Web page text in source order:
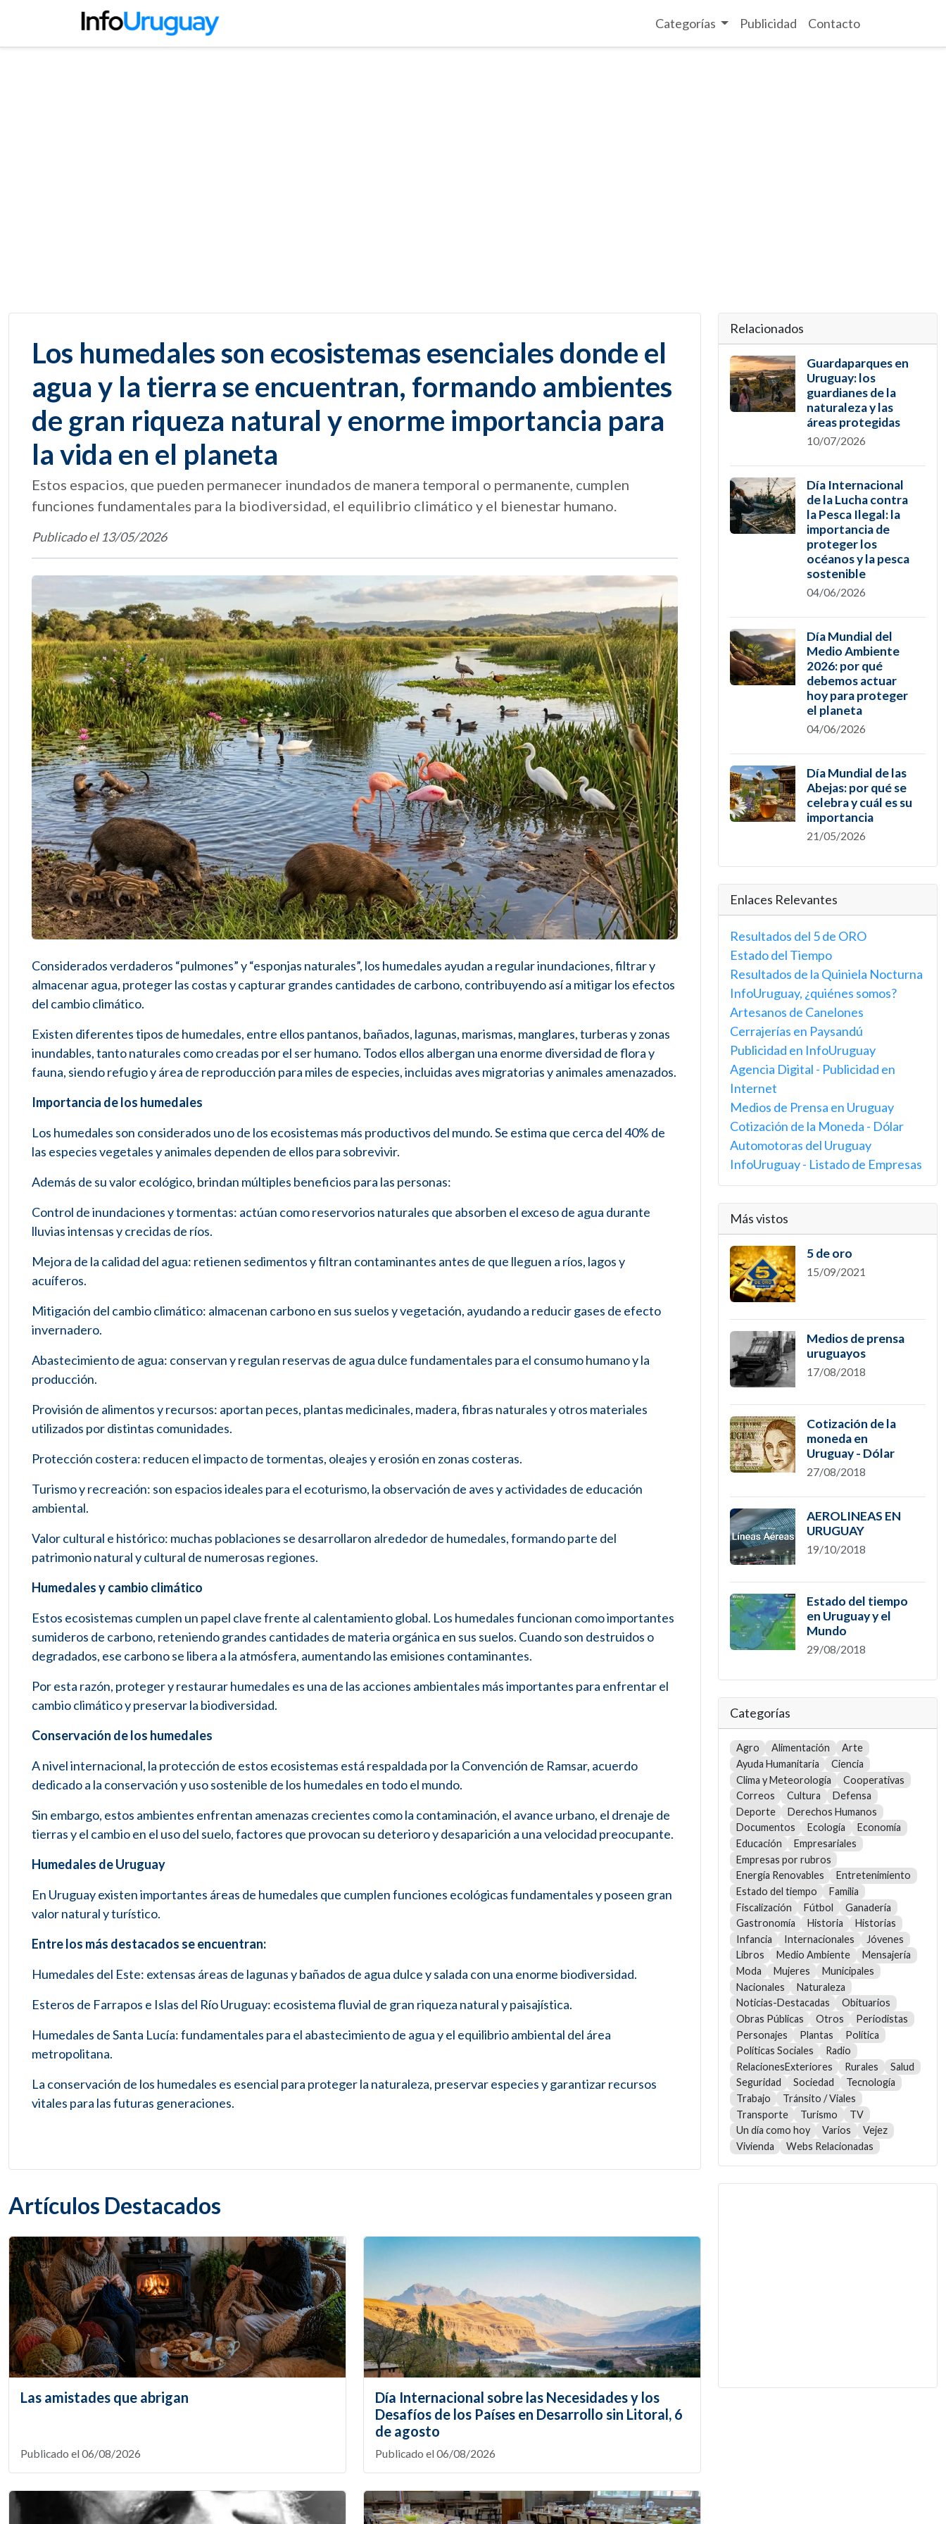
Categorías Publicidad Contacto
Los humedales son ecosistemas esenciales donde el
agua y la tierra se encuentran, formando ambientes
de gran riqueza natural y enorme importancia para
la vida en el planeta
Estos espacios, que pueden permanecer inundados de manera temporal o permanente, cumplen
funciones fundamentales para la biodiversidad, el equilibrio climático y el bienestar humano.
Publicado el 13/05/2026
Considerados verdaderos “pulmones” y “esponjas naturales”, los humedales ayudan a regular inundaciones, filtrar y
almacenar agua, proteger las costas y capturar grandes cantidades de carbono, contribuyendo así a mitigar los efectos
del cambio climático.
Existen diferentes tipos de humedales, entre ellos pantanos, bañados, lagunas, marismas, manglares, turberas y zonas
inundables, tanto naturales como creadas por el ser humano. Todos ellos albergan una enorme diversidad de flora y
fauna, siendo refugio y área de reproducción para miles de especies, incluidas aves migratorias y animales amenazados.
Importancia de los humedales
Los humedales son considerados uno de los ecosistemas más productivos del mundo. Se estima que cerca del 40% de
las especies vegetales y animales dependen de ellos para sobrevivir.
Además de su valor ecológico, brindan múltiples beneficios para las personas:
Control de inundaciones y tormentas: actúan como reservorios naturales que absorben el exceso de agua durante
lluvias intensas y crecidas de ríos.
Mejora de la calidad del agua: retienen sedimentos y filtran contaminantes antes de que lleguen a ríos, lagos y
acuíferos.
Mitigación del cambio climático: almacenan carbono en sus suelos y vegetación, ayudando a reducir gases de efecto
invernadero.
Abastecimiento de agua: conservan y regulan reservas de agua dulce fundamentales para el consumo humano y la
producción.
Provisión de alimentos y recursos: aportan peces, plantas medicinales, madera, fibras naturales y otros materiales
utilizados por distintas comunidades.
Protección costera: reducen el impacto de tormentas, oleajes y erosión en zonas costeras.
Turismo y recreación: son espacios ideales para el ecoturismo, la observación de aves y actividades de educación
ambiental.
Valor cultural e histórico: muchas poblaciones se desarrollaron alrededor de humedales, formando parte del
patrimonio natural y cultural de numerosas regiones.
Humedales y cambio climático
Estos ecosistemas cumplen un papel clave frente al calentamiento global. Los humedales funcionan como importantes
sumideros de carbono, reteniendo grandes cantidades de materia orgánica en sus suelos. Cuando son destruidos o
degradados, ese carbono se libera a la atmósfera, aumentando las emisiones contaminantes.
Por esta razón, proteger y restaurar humedales es una de las acciones ambientales más importantes para enfrentar el
cambio climático y preservar la biodiversidad.
Conservación de los humedales
A nivel internacional, la protección de estos ecosistemas está respaldada por la Convención de Ramsar, acuerdo
dedicado a la conservación y uso sostenible de los humedales en todo el mundo.
Sin embargo, estos ambientes enfrentan amenazas crecientes como la contaminación, el avance urbano, el drenaje de
tierras y el cambio en el uso del suelo, factores que provocan su deterioro y desaparición a una velocidad preocupante.
Humedales de Uruguay
En Uruguay existen importantes áreas de humedales que cumplen funciones ecológicas fundamentales y poseen gran
valor natural y turístico.
Entre los más destacados se encuentran:
Humedales del Este: extensas áreas de lagunas y bañados de agua dulce y salada con una enorme biodiversidad.
Esteros de Farrapos e Islas del Río Uruguay: ecosistema fluvial de gran riqueza natural y paisajística.
Humedales de Santa Lucía: fundamentales para el abastecimiento de agua y el equilibrio ambiental del área
metropolitana.
La conservación de los humedales es esencial para proteger la naturaleza, preservar especies y garantizar recursos
vitales para las futuras generaciones.
Artículos Destacados
Las amistades que abrigan
Publicado el 06/08/2026
Día Internacional sobre las Necesidades y los
Desafíos de los Países en Desarrollo sin Litoral, 6
de agosto
Publicado el 06/08/2026
Relacionados
Guardaparques en
Uruguay: los
guardianes de la
naturaleza y las
áreas protegidas
10/07/2026
Día Internacional
de la Lucha contra
la Pesca Ilegal: la
importancia de
proteger los
océanos y la pesca
sostenible
04/06/2026
Día Mundial del
Medio Ambiente
2026: por qué
debemos actuar
hoy para proteger
el planeta
04/06/2026
Día Mundial de las
Abejas: por qué se
celebra y cuál es su
importancia
21/05/2026
Enlaces Relevantes
Resultados del 5 de ORO
Estado del Tiempo
Resultados de la Quiniela Nocturna
InfoUruguay, ¿quiénes somos?
Artesanos de Canelones
Cerrajerías en Paysandú
Publicidad en InfoUruguay
Agencia Digital - Publicidad en
Internet
Medios de Prensa en Uruguay
Cotización de la Moneda - Dólar
Automotoras del Uruguay
InfoUruguay - Listado de Empresas
Más vistos
5 de oro
15/09/2021
Medios de prensa
uruguayos
17/08/2018
Cotización de la
moneda en
Uruguay - Dólar
27/08/2018
AEROLINEAS EN
URUGUAY
19/10/2018
Estado del tiempo
en Uruguay y el
Mundo
29/08/2018
Categorías
Agro Alimentación
Arte
Ayuda Humanitaria
Ciencia
Clima y Meteorología
Cooperativas
Correos
Cultura
Defensa
Deporte
Derechos Humanos
Documentos
Ecología
Economía
Educación
Empresariales
Empresas por rubros
Energía Renovables
Entretenimiento
Estado del tiempo
Familia
Fiscalización
Fútbol
Ganadería
Gastronomía
Historia
Historias
Infancia
Internacionales
Jóvenes
Libros
Medio Ambiente
Mensajería
Moda
Mujeres
Municipales
Nacionales
Naturaleza
Noticias-Destacadas
Obituarios
Obras Públicas
Otros
Periodistas
Personajes
Plantas
Política
Políticas Sociales
Radio
RelacionesExteriores
Rurales
Salud
Seguridad
Sociedad
Tecnología
Trabajo
Tránsito / Viales
Transporte
Turismo
TV
Un día como hoy
Varios
Vejez
Vivienda
Webs Relacionadas